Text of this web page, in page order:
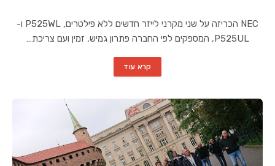
NEC הכריזה על שני מקרני לייזר חדשים ללא פילטרים, P525WL ו-
P525UL, המספקים לפי החברה פתרון גמיש, זמין ועם צריכת…
קרא עוד